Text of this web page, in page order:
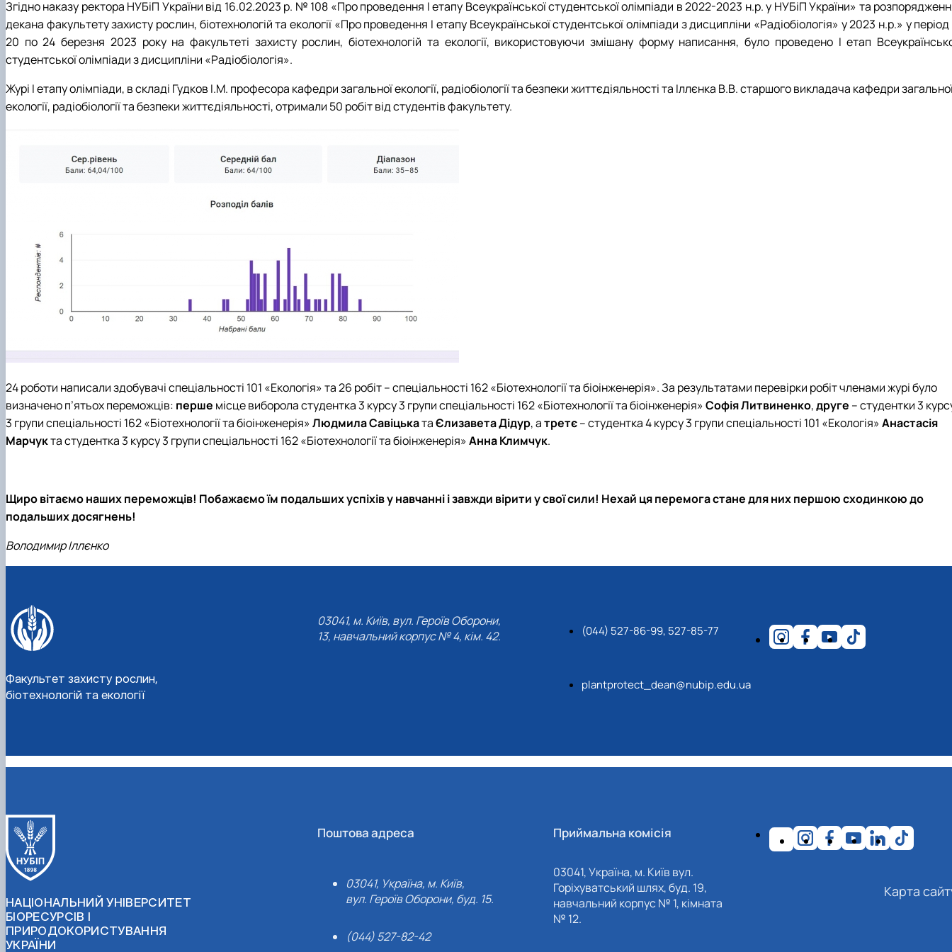
Відомі постаті факультету
ІІ етап Всеукраїнської олімпіади з дисципліни "Загальна екологія"
Забезпечення ОПП «Екологічна біотехнологія та біоенергетика»
Забезпечення ОПП «Екологія та охорона навколишнього середовища»
Згідно наказу ректора НУБіП України від 16.02.2023 р. № 108 «Про проведення I етапу Всеукраїнської студентської олімпіади в 2022-2023 н.р. у НУБіП України» та
декана факультету захисту рослин, біотехнологій та екології «Про проведення I етапу Всеукраїнської студентської олімпіади з дисципліни «Радіобіологія» у 2023 н.р.» у період
20 по 24 березня 2023 року на факультеті захисту рослин, біотехнологій та екології, використовуючи змішану форму написання, було проведено І етап
студентської олімпіади з дисципліни «Радіобіологія».
Журі І етапу олімпіади, в складі Гудков І.М. професора кафедри загальної екології, радіобіології та безпеки життєдіяльності та Іллєнка В.В. старшого викладача кафедри
екології, радіобіології та безпеки життєдіяльності, отримали 50 робіт від студентів факультету.
24 роботи написали здобувачі спеціальності 101 «Екологія» та 26 робіт – спеціальності 162 «Біотехнології та біоінженерія». За результатами перевірки робіт членами журі було
визначено п’ятьох переможців: перше місце виборола студентка 3 курсу 3 групи спеціальності 162 «Біотехнології та біоінженерія»Софія Литвиненко,друге – студентки 3
3 групи спеціальності 162 «Біотехнології та біоінженерія»Людмила СавіцькатаЄлизавета Дідур, атретє– студентка 4 курсу 3 групи спеціальності 101 «Екологія»Анастасія
Марчукта студентка 3 курсу 3 групи спеціальності 162 «Біотехнології та біоінженерія»Анна Климчук.
Щиро вітаємо наших переможців! Побажаємо їм подальших успіхів у навчанні і завжди вірити у свої сили! Нехай ця перемога стане для них першою сходинкою до
подальших досягнень!
Володимир Іллєнко
Факультет захисту рослин,
біотехнологій та екології
03041, м. Київ, вул. Героїв Оборони,
13, навчальний корпус № 4, кім. 42.
(044) 527-86-99, 527-85-77
plantprotect_dean@nubip.edu.ua
НАЦІОНАЛЬНИЙ УНІВЕРСИТЕТ
БІОРЕСУРСІВ І
ПРИРОДОКОРИСТУВАННЯ
УКРАЇНИ
Поштова адреса
03041, Україна, м. Київ,
вул. Героїв Оборони, буд. 15.
(044) 527-82-42
Приймальна комісія
03041, Україна, м. Київ вул.
Горіхуватський шлях, буд. 19,
навчальний корпус № 1, кімната
№ 12.
Карта